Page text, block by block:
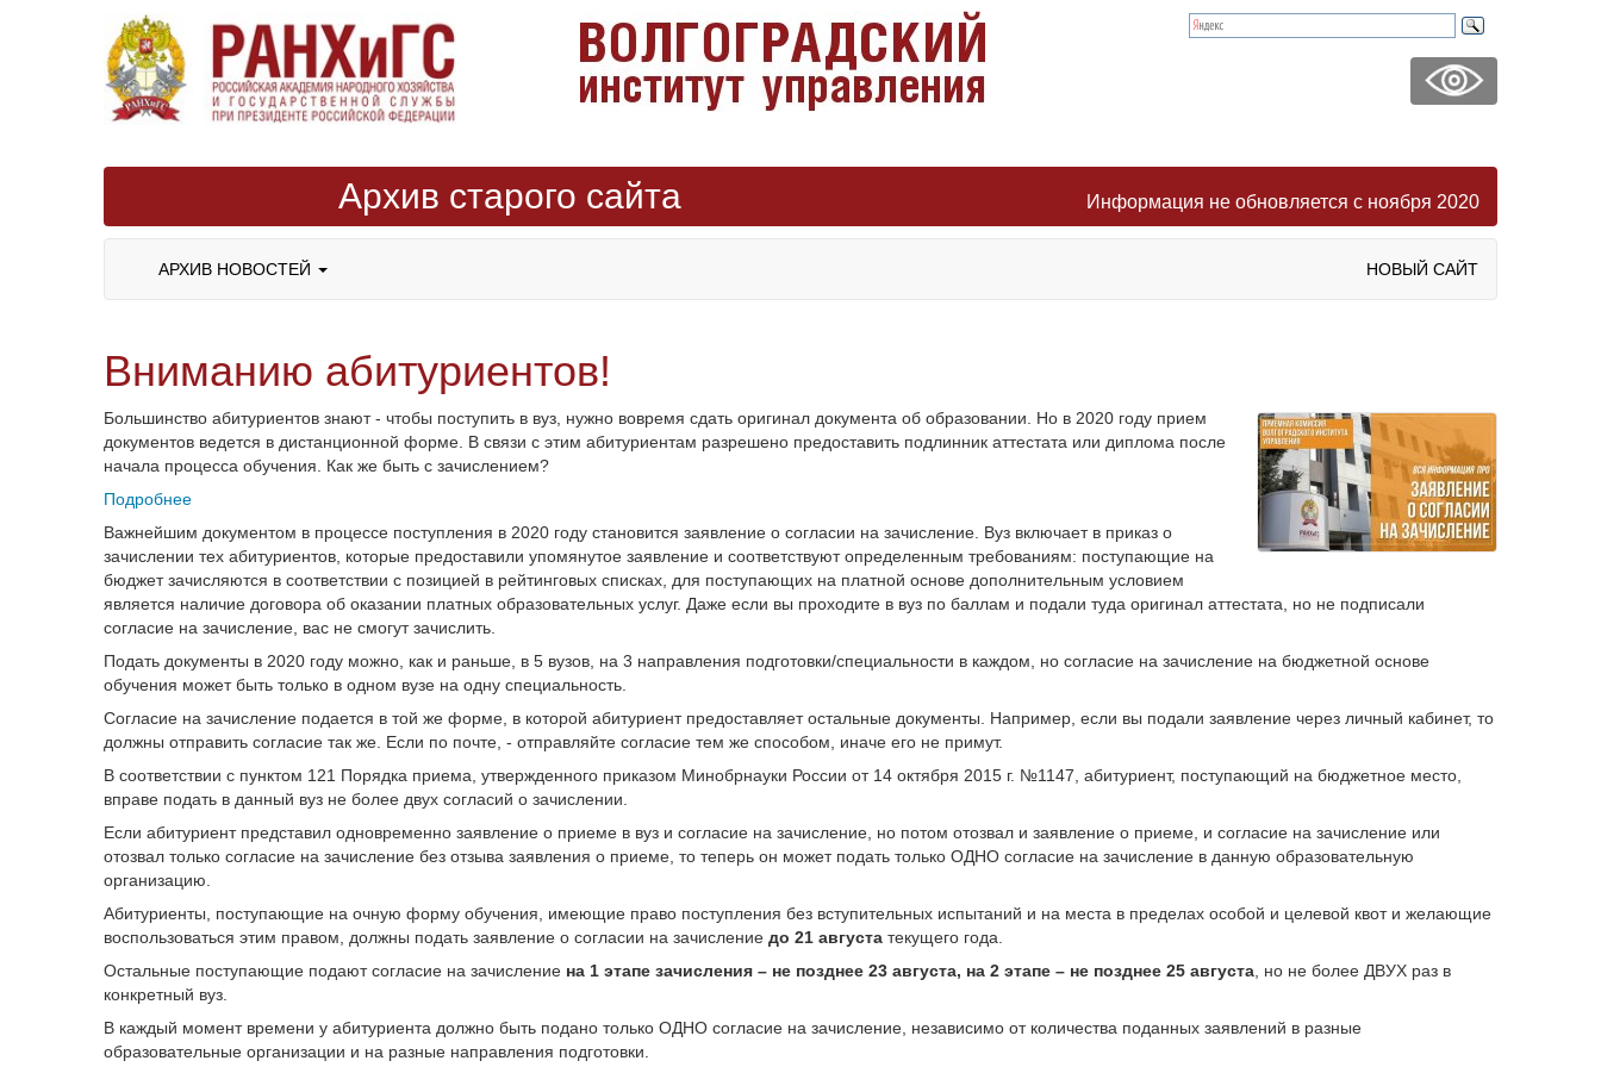
Архив старого сайта Информация не обновляется с ноября 2020
АРХИВ НОВОСТЕЙ НОВЫЙ САЙТ
Вниманию абитуриентов!
Большинство абитуриентов знают - чтобы поступить в вуз, нужно вовремя сдать оригинал документа об образовании. Но в 2020 году прием
документов ведется в дистанционной форме. В связи с этим абитуриентам разрешено предоставить подлинник аттестата или диплома после
начала процесса обучения. Как же быть с зачислением?
Подробнее
Важнейшим документом в процессе поступления в 2020 году становится заявление о согласии на зачисление. Вуз включает в приказ о
зачислении тех абитуриентов, которые предоставили упомянутое заявление и соответствуют определенным требованиям: поступающие на
бюджет зачисляются в соответствии с позицией в рейтинговых списках, для поступающих на платной основе дополнительным условием
является наличие договора об оказании платных образовательных услуг. Даже если вы проходите в вуз по баллам и подали туда оригинал аттестата, но не подписали
согласие на зачисление, вас не смогут зачислить.
Подать документы в 2020 году можно, как и раньше, в 5 вузов, на 3 направления подготовки/специальности в каждом, но согласие на зачисление на бюджетной основе
обучения может быть только в одном вузе на одну специальность.
Согласие на зачисление подается в той же форме, в которой абитуриент предоставляет остальные документы. Например, если вы подали заявление через личный кабинет, то
должны отправить согласие так же. Если по почте, - отправляйте согласие тем же способом, иначе его не примут.
В соответствии с пунктом 121 Порядка приема, утвержденного приказом Минобрнауки России от 14 октября 2015 г. №1147, абитуриент, поступающий на бюджетное место,
вправе подать в данный вуз не более двух согласий о зачислении.
Если абитуриент представил одновременно заявление о приеме в вуз и согласие на зачисление, но потом отозвал и заявление о приеме, и согласие на зачисление или
отозвал только согласие на зачисление без отзыва заявления о приеме, то теперь он может подать только ОДНО согласие на зачисление в данную образовательную
организацию.
Абитуриенты, поступающие на очную форму обучения, имеющие право поступления без вступительных испытаний и на места в пределах особой и целевой квот и желающие
воспользоваться этим правом, должны подать заявление о согласии на зачисление до 21 августа текущего года.
Остальные поступающие подают согласие на зачисление на 1 этапе зачисления – не позднее 23 августа, на 2 этапе – не позднее 25 августа , но не более ДВУХ раз в
конкретный вуз.
В каждый момент времени у абитуриента должно быть подано только ОДНО согласие на зачисление, независимо от количества поданных заявлений в разные
образовательные организации и на разные направления подготовки.